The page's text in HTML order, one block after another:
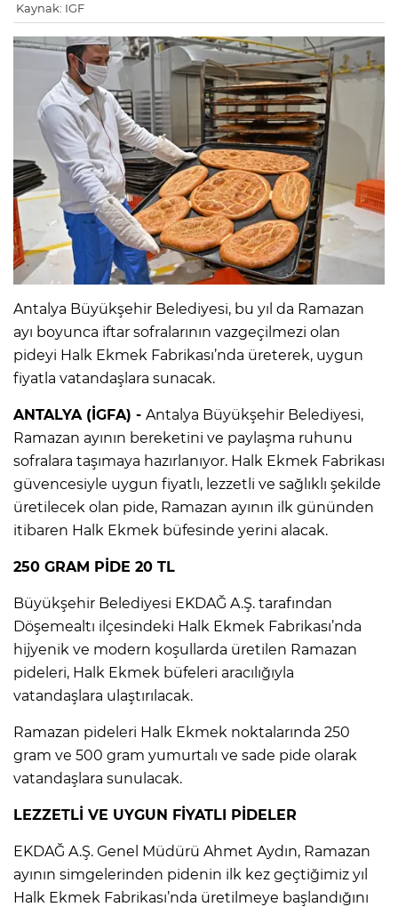
Kaynak: IGF
Antalya Büyükşehir Belediyesi, bu yıl da Ramazan
ayı boyunca iftar sofralarının vazgeçilmezi olan
pideyi Halk Ekmek Fabrikası’nda üreterek, uygun
fiyatla vatandaşlara sunacak.
ANTALYA (İGFA) - Antalya Büyükşehir Belediyesi,
Ramazan ayının bereketini ve paylaşma ruhunu
sofralara taşımaya hazırlanıyor. Halk Ekmek Fabrikası
güvencesiyle uygun fiyatlı, lezzetli ve sağlıklı şekilde
üretilecek olan pide, Ramazan ayının ilk gününden
itibaren Halk Ekmek büfesinde yerini alacak.
250 GRAM PİDE 20 TL
Büyükşehir Belediyesi EKDAĞ A.Ş. tarafından
Döşemealtı ilçesindeki Halk Ekmek Fabrikası’nda
hijyenik ve modern koşullarda üretilen Ramazan
pideleri, Halk Ekmek büfeleri aracılığıyla
vatandaşlara ulaştırılacak.
Ramazan pideleri Halk Ekmek noktalarında 250
gram ve 500 gram yumurtalı ve sade pide olarak
vatandaşlara sunulacak.
LEZZETLİ VE UYGUN FİYATLI PİDELER
EKDAĞ A.Ş. Genel Müdürü Ahmet Aydın, Ramazan
ayının simgelerinden pidenin ilk kez geçtiğimiz yıl
Halk Ekmek Fabrikası’nda üretilmeye başlandığını